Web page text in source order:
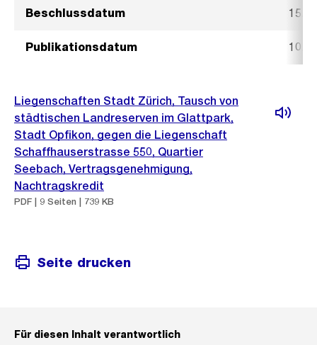
Beschlussdatum 15.
Publikationsdatum 10.
Liegenschaften Stadt Zürich, Tausch von
städtischen Landreserven im Glattpark,
Stadt Opfikon, gegen die Liegenschaft
Schaffhauserstrasse 550, Quartier
Seebach, Vertragsgenehmigung,
Nachtragskredit
PDF | 9 Seiten | 739 KB
Seite drucken
Für diesen Inhalt verantwortlich